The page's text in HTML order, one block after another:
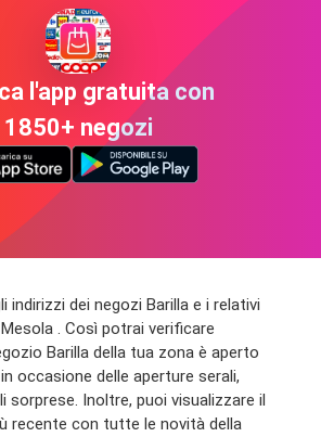
l'app gratuita con
1850+ negozi
indirizzi dei negozi Barilla e i relativi
. Così potrai verificare
Barilla della tua zona è aperto
occasione delle aperture serali,
sorprese. Inoltre, puoi visualizzare il
recente con tutte le novità della